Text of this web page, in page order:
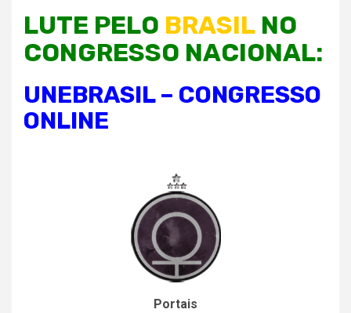
LUTE PELO BRASIL NO
CONGRESSO NACIONAL:
UNEBRASIL – CONGRESSO
ONLINE
Portais